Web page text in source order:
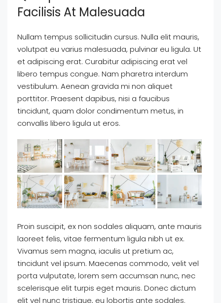
Facilisis At Malesuada
Nullam tempus sollicitudin cursus. Nulla elit mauris,
volutpat eu varius malesuada, pulvinar eu ligula. Ut
et adipiscing erat. Curabitur adipiscing erat vel
libero tempus congue. Nam pharetra interdum
vestibulum. Aenean gravida mi non aliquet
porttitor. Praesent dapibus, nisi a faucibus
tincidunt, quam dolor condimentum metus, in
convallis libero ligula ut eros.
Proin suscipit, ex non sodales aliquam, ante mauris
laoreet felis, vitae fermentum ligula nibh ut ex.
Vivamus sem magna, iaculis ut pretium ac,
tincidunt vel ipsum. Maecenas commodo, velit vel
porta vulputate, lorem sem accumsan nunc, nec
scelerisque elit turpis eget mauris. Donec dictum
elit vel nunc tristique, eu lobortis ante sodales.